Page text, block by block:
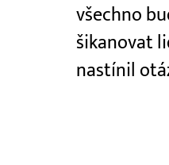
všechno
šikanovat
nastínil